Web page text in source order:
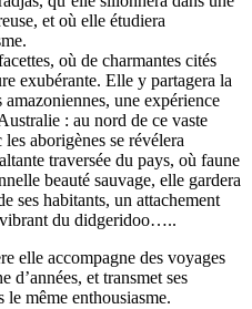
et où elle étudiera
où de charmantes cités
exubérante. Elle y partagera la
une expérience
: au nord de ce vaste
aborigènes se révélera
traversée du pays, où faune
beauté sauvage, elle gardera
ses habitants, un attachement
du didgeridoo…..
elle accompagne des voyages
d’années, et transmet ses
le même enthousiasme.